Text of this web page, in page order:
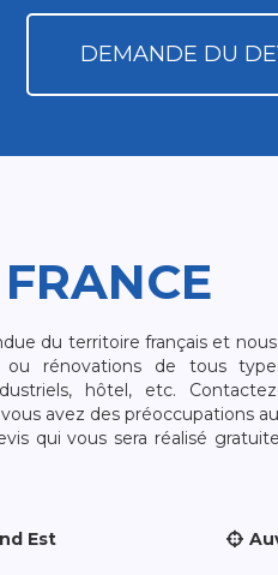
DEMANDE DU
du territoire français et
ou rénovations de tous
hôtel, etc.
avez des préoccupations au
qui vous sera réalisé
Est